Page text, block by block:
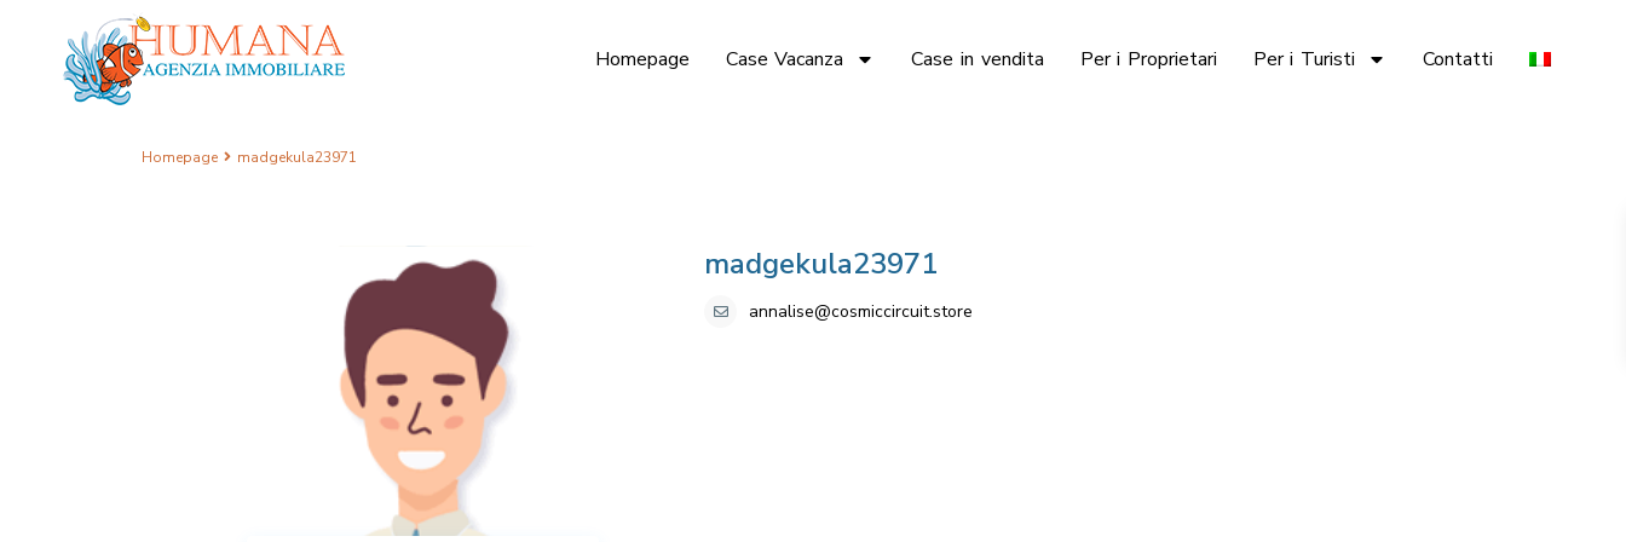
Homepage Case Vacanza Case in vendita Per i Proprietari Per i Turisti Contatti
Homepage madgekula23971
madgekula23971
annalise@cosmiccircuit.store